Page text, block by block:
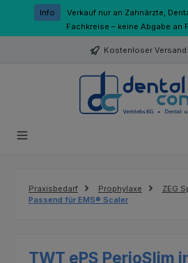
Zum Hauptinhalt springen
Info
Verkauf nur an Zahnärzte,
Fachkreise – keine Abgabe an
Kostenloser Versand
Praxisbedarf Prophylaxe
ZEG
Passend für EMS® Scaler
TWT ePS PerioSlim